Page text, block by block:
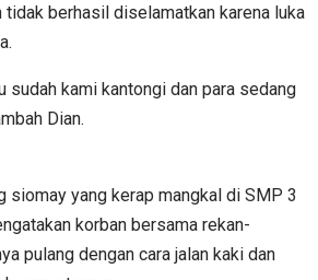
tidak berhasil diselamatkan karena luka
sudah kami kantongi dan para sedang
Dian.
siomay yang kerap mangkal di SMP 3
korban bersama rekan-
pulang dengan cara jalan kaki dan